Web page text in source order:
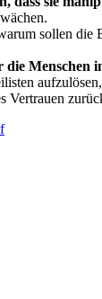
sollen
Menschen
Vertrauen